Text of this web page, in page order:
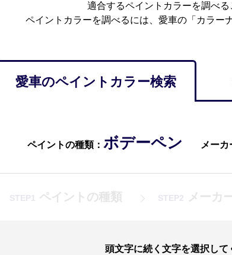
適合するペイントカラーを調べる
ペイントカラーを調べるには、愛車の「カラー
愛車のペイントカラー検索
ペイントの種類： ボデーペン メーカ
STEP1 ペイントの種類 STEP2 メーカ
頭文字に続く文字を選択して